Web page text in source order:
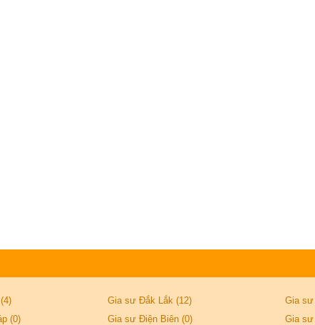
Gia sư Đắk Lắk (12)
Gia sư
(0) Gia sư Điện Biên (0)
Gia sư